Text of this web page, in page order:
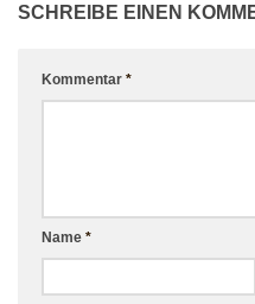
SCHREIBE EINEN
Kommentar *
Name *